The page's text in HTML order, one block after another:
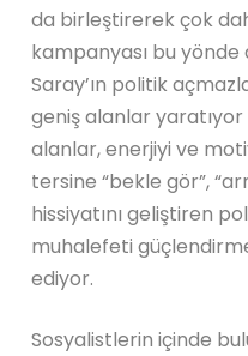
da birleştirerek çok
kampanyası bu
Saray’ın politik
geniş alanlar
alanlar, enerjiyi ve
tersine “bekle gör”,
hissiyatını geliştiren
muhalefeti
ediyor.
Sosyalistlerin içinde